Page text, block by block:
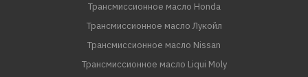
Трансмиссионное масло Honda
Трансмиссионное масло Лукойл
Трансмиссионное масло Nissan
Трансмиссионное масло Liqui Moly